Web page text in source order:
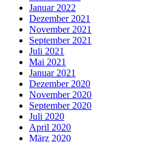
Januar 2022
Dezember 2021
November 2021
September 2021
Juli 2021
Mai 2021
Januar 2021
Dezember 2020
November 2020
September 2020
Juli 2020
April 2020
März 2020